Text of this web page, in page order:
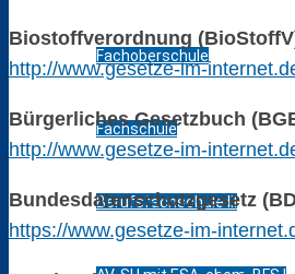
Fachoberschule
Fachschule
Berufsfachschule III
Biostoffverordnung
http://www.gesetze-im-
Bürgerliches Gesetzbuch
http://www.gesetze-im-
Bundesdatenschutzgesetz
https://www.gesetze-im-